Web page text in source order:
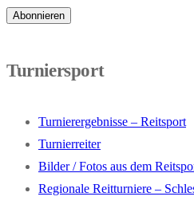
Turniersport
Turnierergebnisse – Reitsport
Turnierreiter
Bilder / Fotos aus dem
Regionale Reitturniere –